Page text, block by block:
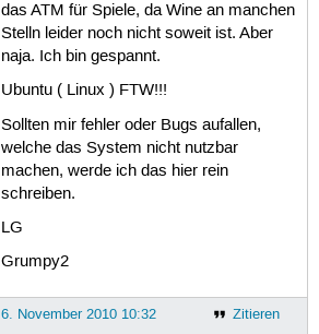
das ATM für Spiele, da Wine an manchen
Stelln leider noch nicht soweit ist. Aber
naja. Ich bin gespannt.
Ubuntu ( Linux ) FTW!!!
Sollten mir fehler oder Bugs aufallen,
welche das System nicht nutzbar
machen, werde ich das hier rein
schreiben.
LG
Grumpy2
Zitieren
6. November 2010 10:32